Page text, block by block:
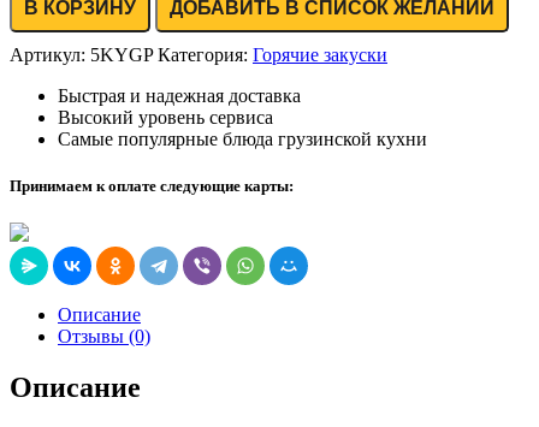
В КОРЗИНУ ДОБАВИТЬ В СПИСОК ЖЕЛАНИЙ
Артикул: 5KYGP Категория: Горячие закуски
Быстрая и надежная доставка
Высокий уровень сервиса
Самые популярные блюда грузинской кухни
Принимаем к оплате следующие карты:
Описание
Отзывы (0)
Описание